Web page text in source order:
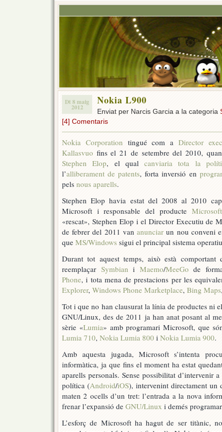
Dt 8 maig
2012
Nokia L900
Enviat per Narcis Garcia a la categoria
[4] Comentaris
Nokia Corporation tingué com a Director
Kallasvuo fins el 21 de setembre del 2010,
Stephen Elop, el qual canviaria tota la
l’alliberament de patents, forta inversió en
pels nous aparells.
Stephen Elop havia estat del 2008 al 2010
Microsoft i responsable del producte
«rescat», Stephen Elop i el Director Executiu de
de febrer del 2011 vananunciar un nou conveni
que MS/Windows sigui el principal sistema
Durant tot aquest temps, això està comportant
reemplaçar Symbian i Maemo/MeeGo de
Phone, i tota mena de prestacions per les
Explorer, Windows Phone Marketplace, Bing Maps
Tot i que no han clausurat la línia de productes ni
GNU/Linux, des de 2011 ja han anat posant al
sèrie «Lumia» amb programari Microsoft, que
Lumia 710, Nokia Lumia 800 i Nokia Lumia 900.
Amb aquesta jugada, Microsoft s’intenta
informàtica, ja que fins el moment ha estat
aparells personals. Sense possibilitat d’intervenir a
política (Android/iOS), intervenint directament un
maten 2 ocells d’un tret: l’entrada a la nova
frenar l’expansió de GNU/Linux i demés
L’esforç de Microsoft ha hagut de ser titànic,